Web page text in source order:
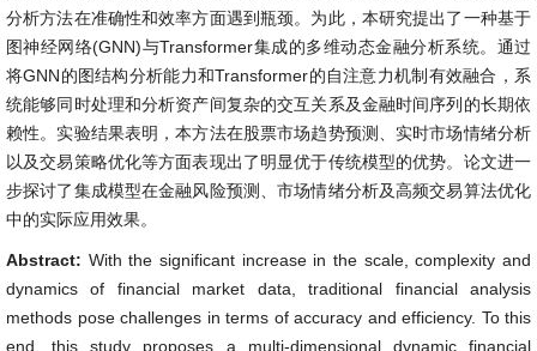
分析方法在准确性和效率方面遇到瓶颈。为此，本研究提出了一种基于
图神经网络(GNN)与Transformer集成的多维动态金融分析系统。通过
将GNN的图结构分析能力和Transformer的自注意力机制有效融合，系
统能够同时处理和分析资产间复杂的交互关系及金融时间序列的长期依
赖性。实验结果表明，本方法在股票市场趋势预测、实时市场情绪分析
以及交易策略优化等方面表现出了明显优于传统模型的优势。论文进一
步探讨了集成模型在金融风险预测、市场情绪分析及高频交易算法优化
中的实际应用效果。
Abstract: With the significant increase in the scale, complexity and
dynamics of financial market data, traditional financial analysis
methods pose challenges in terms of accuracy and efficiency. To this
end, this study proposes a multi-dimensional dynamic financial